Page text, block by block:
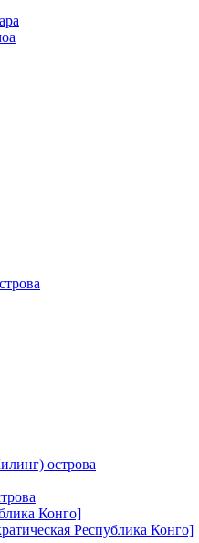
острова
Конго]
Республика Конго]